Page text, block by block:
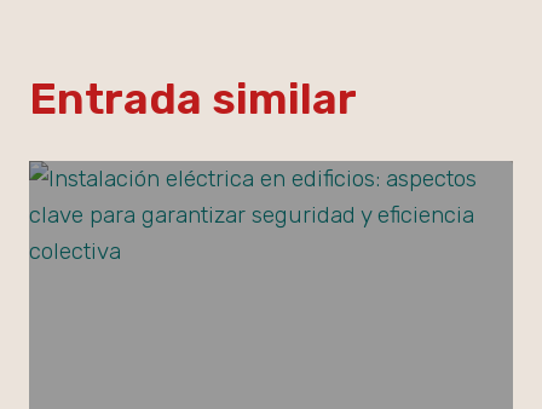
Entrada similar